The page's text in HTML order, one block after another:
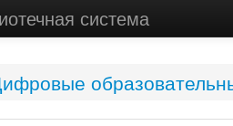
система